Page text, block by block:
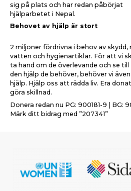
sig på plats och har redan påbörjat
hjälparbetet i Nepal.
Behovet av hjälp är
2 miljoner fördrivna i behov av skydd,
vatten och hygienartiklar. För att vi
ta hand om de överlevande och se
den hjälp de behöver, behöver vi även
hjälp. Hjälp oss att rädda liv. Era
göra skillnad.
Donera redan nu PG: 900181-9 | BG:
Märk ditt bidrag med ”207341”